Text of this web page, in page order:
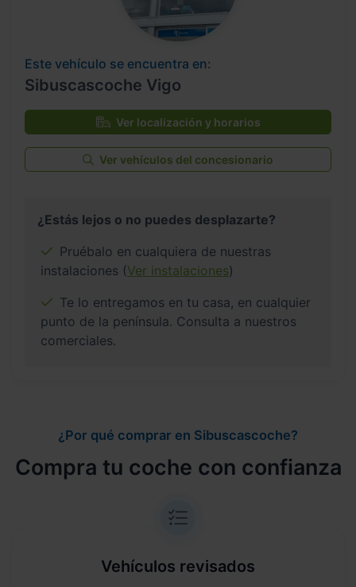
Este vehículo se encuentra en:
Sibuscascoche Vigo
Ver localización y horarios
Ver vehículos del concesionario
¿Estás lejos o no puedes desplazarte?
Pruébalo en cualquiera de nuestras
instalaciones (Ver instalaciones)
Te lo entregamos en tu casa, en cualquier
punto de la península. Consulta a nuestros
comerciales.
¿Por qué comprar en Sibuscascoche?
Compra tu coche con confianza
Vehículos revisados